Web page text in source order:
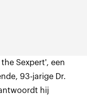
the Sexpert', een
93-jarige Dr.
hij